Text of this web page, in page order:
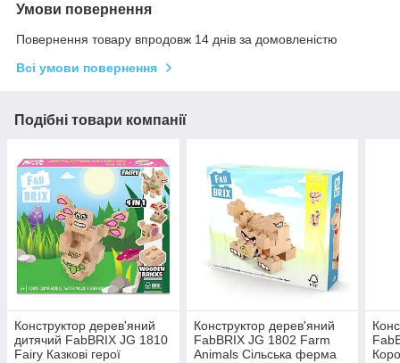
Умови повернення
Повернення товару впродовж 14 днів за домовленістю
Всі умови повернення
Подібні товари компанії
Конструктор дерев'яний
дитячий FabBRIX JG 1810
Fairy Казкові герої
Конструктор дерев'яний
FabBRIX JG 1802 Farm
Animals Сільська ферма